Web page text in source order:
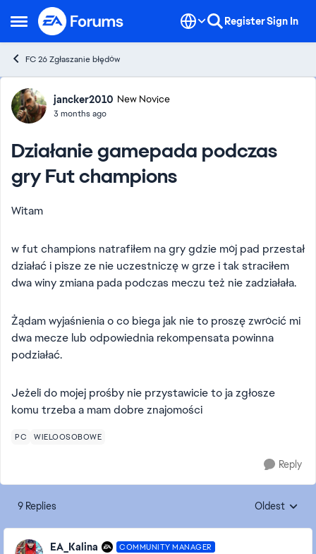
Open Side Menu
Skip to content RegisterSign In
FC 26 Zgłaszanie błędów
Forum Discussion
jancker2010 New Novice
3 months ago
Działanie gamepada podczas
gry Fut champions
Witam
w fut champions natrafiłem na gry gdzie mój pad przestał
działać i pisze ze nie uczestniczę w grze i tak straciłem
dwa winy zmiana pada podczas meczu też nie zadziałała.
Żądam wyjaśnienia o co biega jak nie to proszę zwrócić mi
dwa mecze lub odpowiednia rekompensata powinna
podziałać.
Jeżeli do mojej prośby nie przystawicie to ja zgłosze
komu trzeba a mam dobre znajomości
PC WIELOOSOBOWE
Reply
9 Replies Replies
Oldest
EA_Kalina COMMUNITY MANAGER